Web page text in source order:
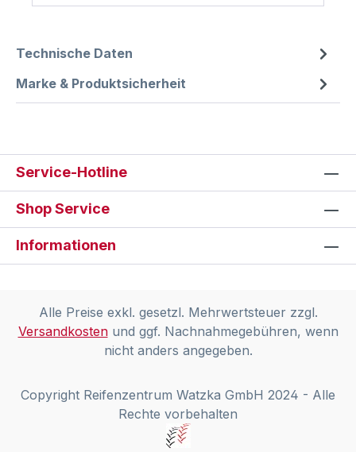
Technische Daten
Marke & Produktsicherheit
Service-Hotline
Shop Service
Informationen
Alle Preise exkl. gesetzl. Mehrwertsteuer zzgl.
Versandkostenund ggf. Nachnahmegebühren, wenn
nicht anders angegeben.
Copyright Reifenzentrum Watzka GmbH 2024 - Alle
Rechte vorbehalten